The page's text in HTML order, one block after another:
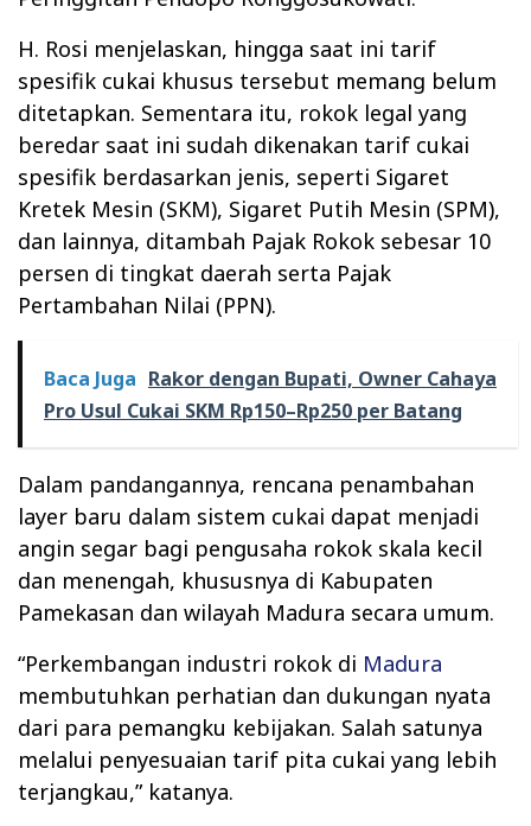
H. Rosi menjelaskan, hingga saat ini tarif
spesifik cukai khusus tersebut memang belum
ditetapkan. Sementara itu, rokok legal yang
beredar saat ini sudah dikenakan tarif cukai
spesifik berdasarkan jenis, seperti Sigaret
Kretek Mesin (SKM), Sigaret Putih Mesin (SPM),
dan lainnya, ditambah Pajak Rokok sebesar 10
persen di tingkat daerah serta Pajak
Pertambahan Nilai (PPN).
Baca Juga Rakor dengan Bupati, Owner Cahaya
Pro Usul Cukai SKM Rp150–Rp250 per Batang
Dalam pandangannya, rencana penambahan
layer baru dalam sistem cukai dapat menjadi
angin segar bagi pengusaha rokok skala kecil
dan menengah, khususnya di Kabupaten
Pamekasan dan wilayah Madura secara umum.
“Perkembangan industri rokok di Madura
membutuhkan perhatian dan dukungan nyata
dari para pemangku kebijakan. Salah satunya
melalui penyesuaian tarif pita cukai yang lebih
terjangkau,” katanya.